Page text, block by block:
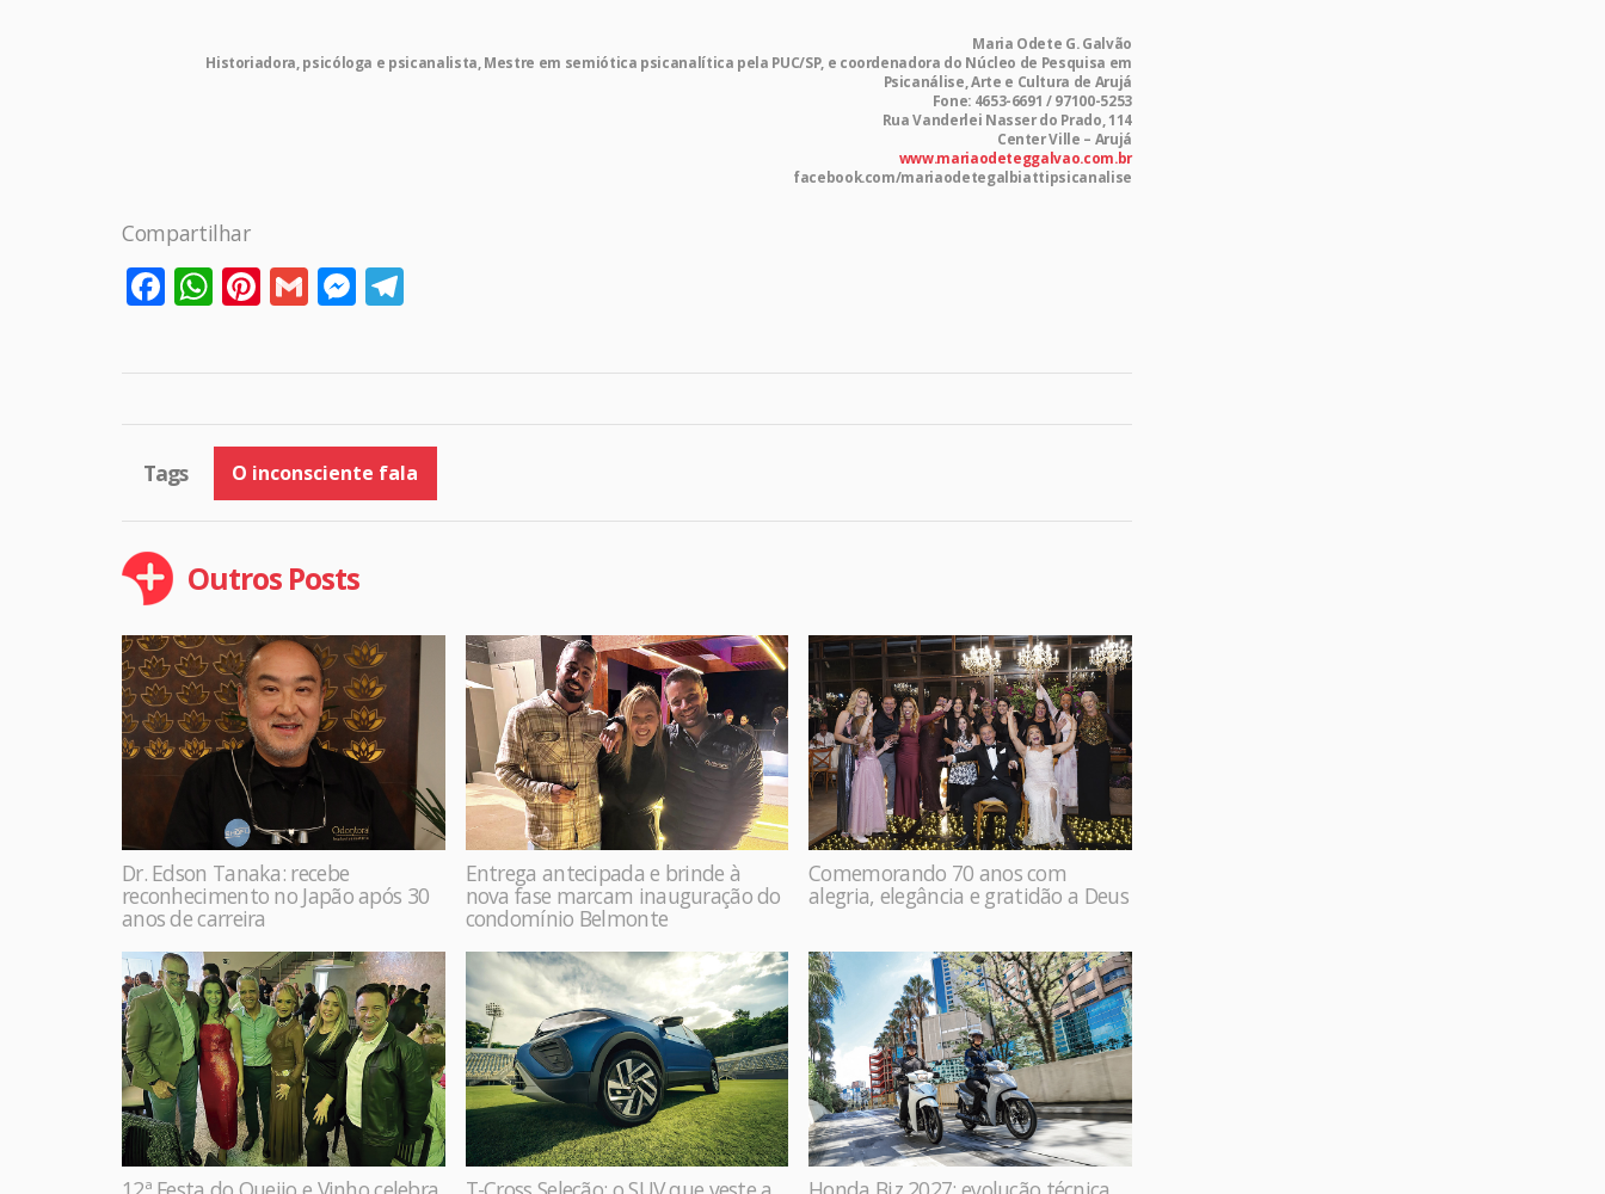
Maria Odete G. Galvão
Historiadora, psicóloga e psicanalista, Mestre em semiótica psicanalítica pela PUC/SP, e coordenadora do Núcleo de Pesquisa em
Psicanálise, Arte e Cultura de Arujá
Fone: 4653-6691 / 97100-5253
Rua Vanderlei Nasser do Prado, 114
Center Ville – Arujá
www.mariaodeteggalvao.com.br
facebook.com/mariaodetegalbiattipsicanalise
Compartilhar
Facebook
WhatsApp
Pinterest
GmailMessenger
Tags O inconsciente fala
Outros Posts
Dr. Edson Tanaka: recebe
reconhecimento no Japão após 30
anos de carreira
Entrega antecipada e brinde à
nova fase marcam inauguração do
condomínio Belmonte
Comemorando 70 anos com
alegria, elegância e gratidão a Deus